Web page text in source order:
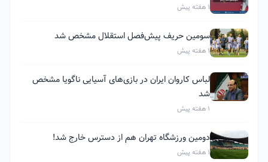
1 هفته پیش
سومین حریف پیش‌فصل استقلال مشخص شد
1 هفته پیش
لباس کاروان ایران در بازی‌های آسیایی ناگویا مشخص
شد
1 هفته پیش
دومین ورزشگاه تهران هم از دسترس خارج شد!
1 هفته پیش